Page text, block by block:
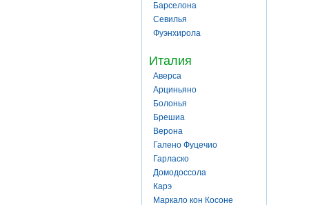
Барселона
Севилья
Фуэнхирола
Италия
Аверса
Арциньяно
Болонья
Брешиа
Верона
Галено Фуцечио
Гарласко
Домодоссола
Карэ
Маркало кон Косоне